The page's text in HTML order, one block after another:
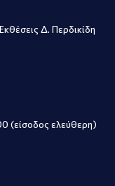
Δ. Περδικίδη
(είσοδος ελεύθερη)